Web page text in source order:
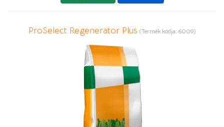
ProSelect Regenerator Plus (Termék kódja: 6009)